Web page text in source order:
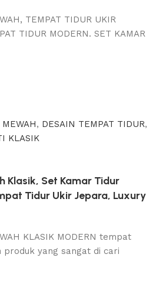
TEMPAT TIDUR UKIR
TIDUR MODERN. SET KAMAR
, DESAIN TEMPAT TIDUR,
KLASIK
Klasik, Set Kamar Tidur
Tidur Ukir Jepara, Luxury
KLASIK MODERN tempat
yang sangat di cari